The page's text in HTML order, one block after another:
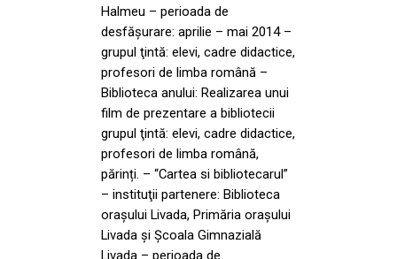
Halmeu – perioada de
desfăşurare: aprilie – mai 2014 –
grupul ţintă: elevi, cadre didactice,
profesori de limba română –
Biblioteca anului: Realizarea unui
film de prezentare a bibliotecii
grupul ţintă: elevi, cadre didactice,
profesori de limba română,
părinți. – “Cartea si bibliotecarul”
– instituţii partenere: Biblioteca
orașului Livada, Primăria orașului
Livada și Şcoala Gimnazială
Livada – perioada de